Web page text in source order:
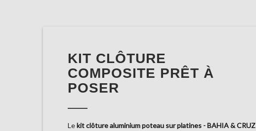
KIT CLÔTURE
COMPOSITE PRÊT À
POSER
Lekit clôture aluminium poteau sur platines - BAHIA & CRUZ